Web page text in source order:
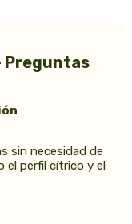
Preguntas
sin necesidad de
el perfil cítrico y el